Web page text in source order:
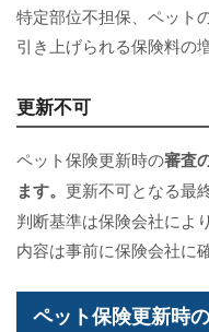
特定部位不担保、ペット
引き上げられる保険料の
更新不可
ペット保険更新時の審査
ます。 更新不可となる最
判断基準は保険会社によ
内容は事前に保険会社に
ペット保険更新時